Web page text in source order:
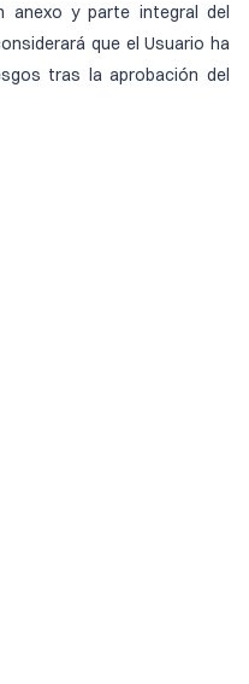
anexo y parte integral del
que el Usuario ha
tras la aprobación del